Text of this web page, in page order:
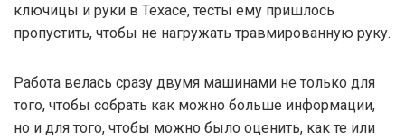
ключицы и руки в Техасе, тесты ему пришлось
пропустить, чтобы не нагружать травмированную руку.
Работа велась сразу двумя машинами не только для
того, чтобы собрать как можно больше информации,
но и для того, чтобы можно было оценить, как те или